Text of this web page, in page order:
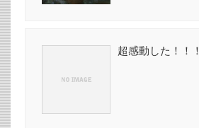
超感動した！！！